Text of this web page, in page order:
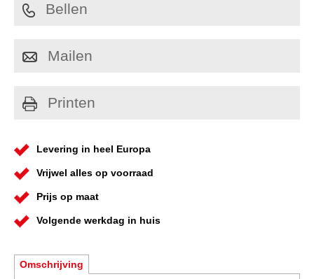
Bellen
Mailen
Printen
Levering in heel Europa
Vrijwel alles op voorraad
Prijs op maat
Volgende werkdag in huis
Omschrijving